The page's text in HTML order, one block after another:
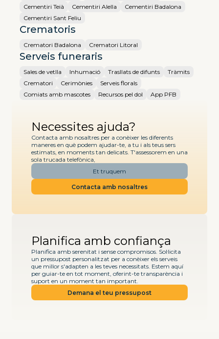
Cementiri Teià
Cementiri Alella
Cementiri Badalona
Cementiri Sant Feliu
Crematoris
Crematori Badalona Crematori Litoral
Serveis funeraris
Sales de vetlla Inhumació Trasllats de difunts
Tràmits
Crematori
Cerimònies
Serveis florals
Comiats amb mascotes
Recursos pel dol App PFB
Planifica amb confiança
Planifica amb serenitat i sense compromisos. Sol·licita
un pressupost personalitzat per a conèixer els serveis
que millor s'adapten a les teves necessitats. Estem aquí
per guiar-te en tot moment, oferint-te transparència i
suport en un moment tan important.
Demana el teu pressupost
Necessites ajuda?
Contacta amb nosaltres per a conèixer les diferents
maneres en què podem ajudar-te, a tu i als teus sers
estimats, en moments tan delicats. T'assessorem en una
sola trucada telefònica,
Et truquem
Contacta amb nosaltres